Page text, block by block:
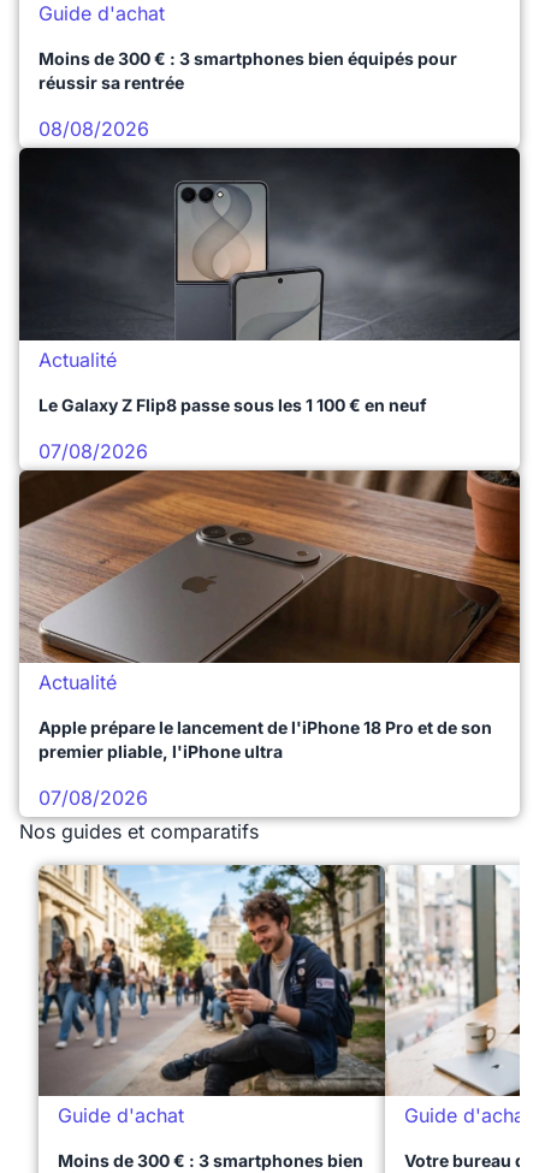
Guide d'achat
Moins de 300 € : 3 smartphones bien équipés pour
réussir sa rentrée
08/08/2026
Actualité
Le Galaxy Z Flip8 passe sous les 1 100 € en neuf
07/08/2026
Actualité
Apple prépare le lancement de l'iPhone 18 Pro et de son
premier pliable, l'iPhone ultra
07/08/2026
Nos guides et comparatifs
Guide d'achat
Moins de 300 € : 3 smartphones bien
Guide d'achat
Votre bureau